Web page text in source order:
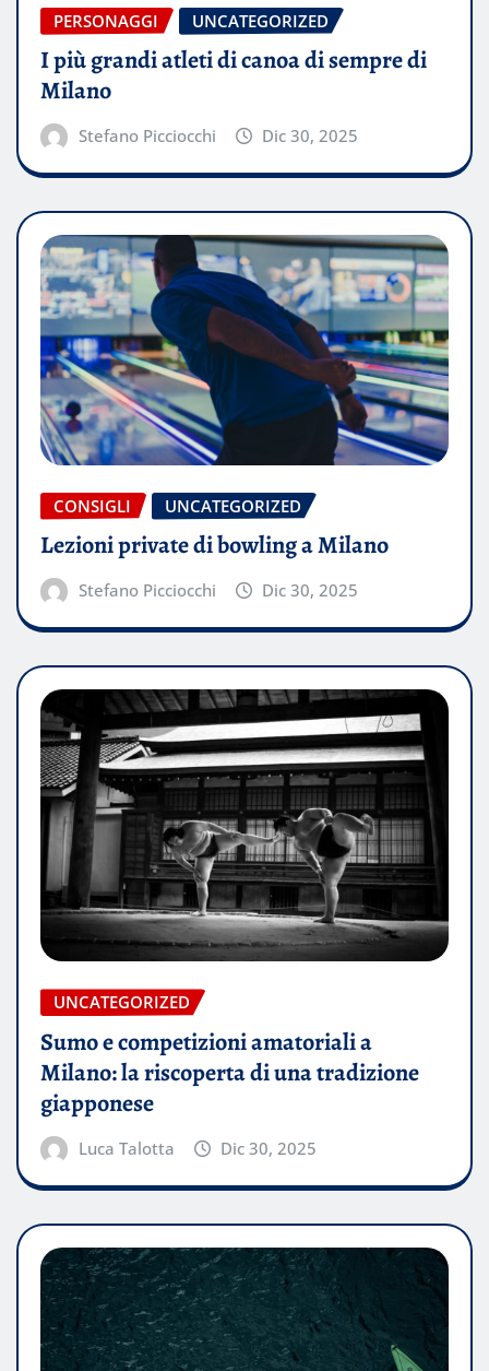
PERSONAGGI UNCATEGORIZED
I più grandi atleti di canoa di sempre di
Milano
Stefano Picciocchi Dic 30, 2025
CONSIGLI UNCATEGORIZED
Lezioni private di bowling a Milano
Stefano Picciocchi Dic 30, 2025
UNCATEGORIZED
Sumo e competizioni amatoriali a
Milano: la riscoperta di una tradizione
giapponese
Luca Talotta Dic 30, 2025